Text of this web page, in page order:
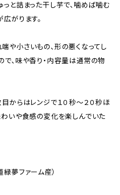
と詰まった干し芋で、噛めば噛む
がります。
や小さいもの、形の悪くなってし
、味や香り・内容量は通常の物
からはレンジで１０秒～２０秒ほ
いや食感の変化を楽しんでいた
夢ファーム産）